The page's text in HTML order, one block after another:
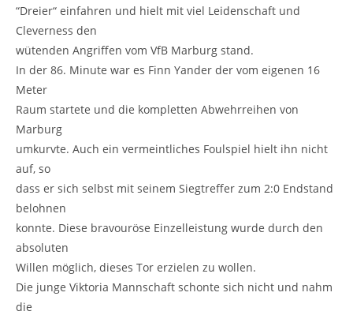
“Dreier“ einfahren und hielt mit viel Leidenschaft und
Cleverness den
wütenden Angriffen vom VfB Marburg stand.
In der 86. Minute war es Finn Yander der vom eigenen 16
Meter
Raum startete und die kompletten Abwehrreihen von
Marburg
umkurvte. Auch ein vermeintliches Foulspiel hielt ihn nicht
auf, so
dass er sich selbst mit seinem Siegtreffer zum 2:0 Endstand
belohnen
konnte. Diese bravouröse Einzelleistung wurde durch den
absoluten
Willen möglich, dieses Tor erzielen zu wollen.
Die junge Viktoria Mannschaft schonte sich nicht und nahm
die